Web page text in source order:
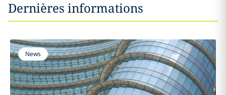
Dernières informations
News